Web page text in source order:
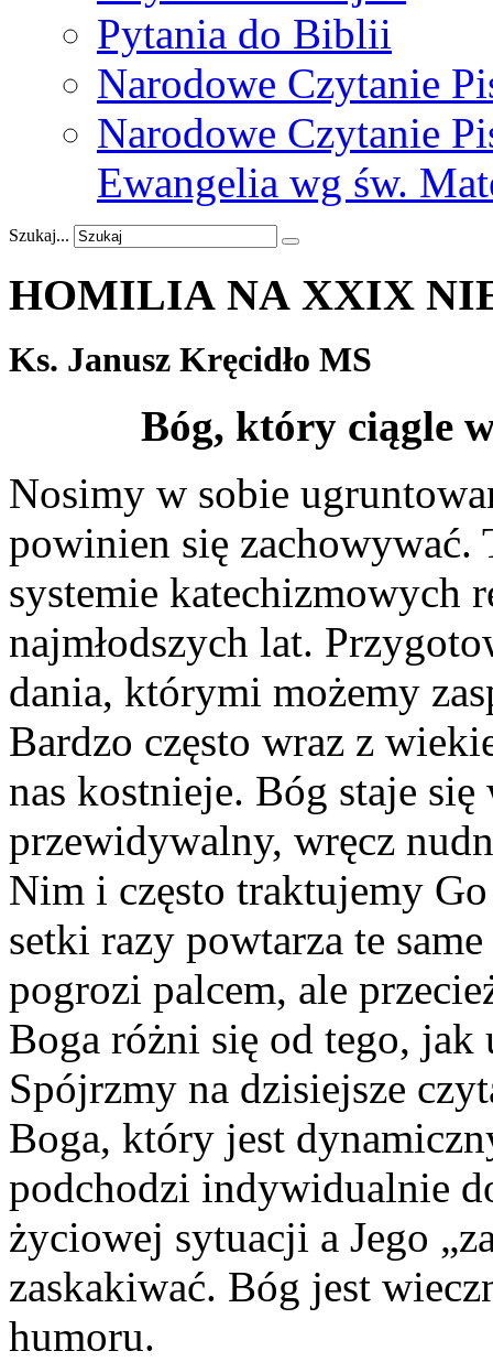
Pytania do Biblii
Narodowe Czytanie
Narodowe Czytanie
Ewangelia wg św.
Szukaj...
HOMILIA NA XXIX
Ks. Janusz Kręcidło MS
Bóg, który ciągle
Nosimy w sobie
powinien się zachowywać.
systemie katechizmowych
najmłodszych lat.
dania, którymi możemy
Bardzo często wraz z
nas kostnieje. Bóg staje
przewidywalny, wręcz
Nim i często traktujemy
setki razy powtarza te
pogrozi palcem, ale
Boga różni się od tego, jak
Spójrzmy na dzisiejsze
Boga, który jest
podchodzi indywidualnie
życiowej sytuacji a Jego
zaskakiwać. Bóg jest
humoru.